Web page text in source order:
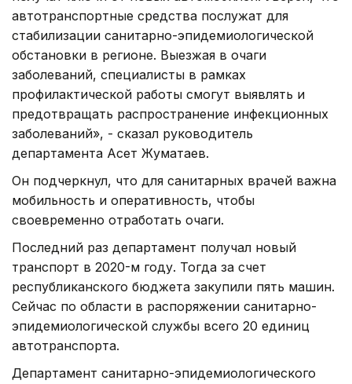
автотранспортные средства послужат для
стабилизации санитарно-эпидемиологической
обстановки в регионе. Выезжая в очаги
заболеваний, специалисты в рамках
профилактической работы смогут выявлять и
предотвращать распространение инфекционных
заболеваний», - сказал руководитель
департамента Асет Жуматаев.
Он подчеркнул, что для санитарных врачей важна
мобильность и оперативность, чтобы
своевременно отработать очаги.
Последний раз департамент получал новый
транспорт в 2020-м году. Тогда за счет
республиканского бюджета закупили пять машин.
Сейчас по области в распоряжении санитарно-
эпидемиологической службы всего 20 единиц
автотранспорта.
Департамент санитарно-эпидемиологического